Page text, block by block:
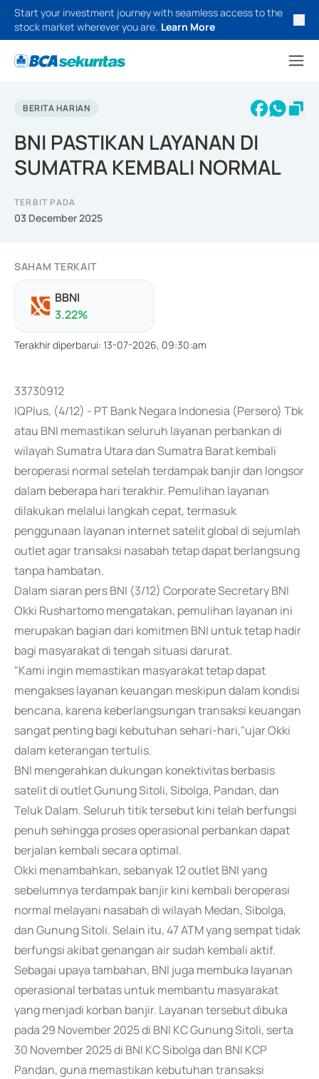
Start your investment journey with seamless access to the
stock market wherever you are. Learn More
BERITA HARIAN
BNI PASTIKAN LAYANAN DI
SUMATRA KEMBALI NORMAL
TERBIT PADA
03 December 2025
SAHAM TERKAIT
BBNI
3.22%
Terakhir diperbarui: 13-07-2026, 09:30:am
33730912
IQPlus, (4/12) - PT Bank Negara Indonesia (Persero) Tbk
atau BNI memastikan seluruh layanan perbankan di
wilayah Sumatra Utara dan Sumatra Barat kembali
beroperasi normal setelah terdampak banjir dan longsor
dalam beberapa hari terakhir. Pemulihan layanan
dilakukan melalui langkah cepat, termasuk
penggunaan layanan internet satelit global di sejumlah
outlet agar transaksi nasabah tetap dapat berlangsung
tanpa hambatan.
Dalam siaran pers BNI (3/12) Corporate Secretary BNI
Okki Rushartomo mengatakan, pemulihan layanan ini
merupakan bagian dari komitmen BNI untuk tetap hadir
bagi masyarakat di tengah situasi darurat.
"Kami ingin memastikan masyarakat tetap dapat
mengakses layanan keuangan meskipun dalam kondisi
bencana, karena keberlangsungan transaksi keuangan
sangat penting bagi kebutuhan sehari-hari,"ujar Okki
dalam keterangan tertulis.
BNI mengerahkan dukungan konektivitas berbasis
satelit di outlet Gunung Sitoli, Sibolga, Pandan, dan
Teluk Dalam. Seluruh titik tersebut kini telah berfungsi
penuh sehingga proses operasional perbankan dapat
berjalan kembali secara optimal.
Okki menambahkan, sebanyak 12 outlet BNI yang
sebelumnya terdampak banjir kini kembali beroperasi
normal melayani nasabah di wilayah Medan, Sibolga,
dan Gunung Sitoli. Selain itu, 47 ATM yang sempat tidak
berfungsi akibat genangan air sudah kembali aktif.
Sebagai upaya tambahan, BNI juga membuka layanan
operasional terbatas untuk membantu masyarakat
yang menjadi korban banjir. Layanan tersebut dibuka
pada 29 November 2025 di BNI KC Gunung Sitoli, serta
30 November 2025 di BNI KC Sibolga dan BNI KCP
Pandan, guna memastikan kebutuhan transaksi